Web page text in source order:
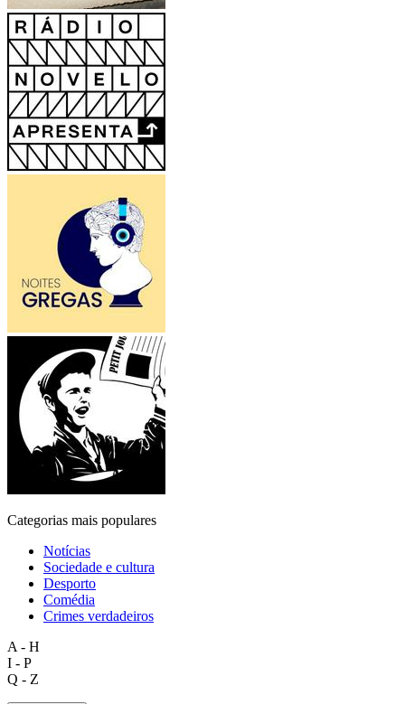
Categorias mais populares
Notícias
Sociedade e cultura
Desporto
Comédia
Crimes verdadeiros
A - H
I - P
Q - Z